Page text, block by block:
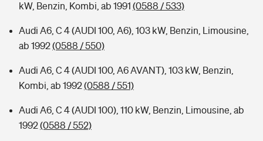
kW, Benzin, Kombi, ab 1991 (0588 / 533)
Audi A6, C 4 (AUDI 100, A6), 103 kW, Benzin, Limousine,
ab 1992(0588 / 550)
Audi A6, C 4 (AUDI 100, A6 AVANT), 103 kW, Benzin,
Kombi, ab 1992(0588 / 551)
Audi A6, C 4 (AUDI 100), 110 kW, Benzin, Limousine, ab
1992(0588 / 552)